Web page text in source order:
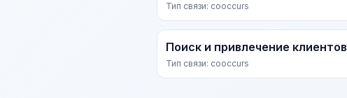
Тип связи: cooccurs
Поиск и привлечение клиентов
Тип связи: cooccurs